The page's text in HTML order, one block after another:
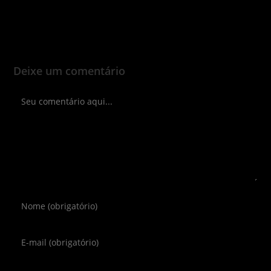
Deixe um comentário
Comment
Digite
ou
Enter